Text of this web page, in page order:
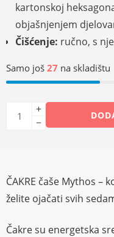
kartonskoj
objašnjenjem
Čišćenje: ručno, s
Samo još 27 na skladištu
ČAKRE čaše Mythos –
želite ojačati svih
Čakre su energetska